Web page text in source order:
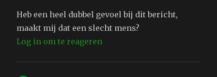
Heb een heel dubbel gevoel bij dit bericht,
maakt mij dat een slecht mens?
Log in om te reageren